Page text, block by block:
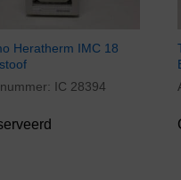
Heratherm IMC 18
IC 28394